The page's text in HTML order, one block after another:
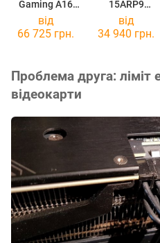
Gaming A16
(2025)
FA608UM
15ARP9
[83JC00N7PB]
від
66 725 грн.
від
34 940 грн.
Проблема друга:
відеокарти